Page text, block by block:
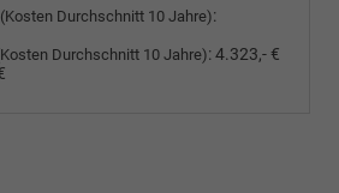
(Kosten Durchschnitt 10 Jahre):
Durchschnitt 10 Jahre):4.323,- €